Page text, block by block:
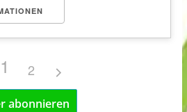
1 2
abonnieren